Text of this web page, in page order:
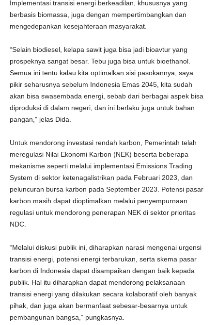
Implementasi transisi energi berkeadilan, khususnya yang
berbasis biomassa, juga dengan mempertimbangkan dan
mengedepankan kesejahteraan masyarakat.
“Selain biodiesel, kelapa sawit juga bisa jadi bioavtur yang
prospeknya sangat besar. Tebu juga bisa untuk bioethanol.
Semua ini tentu kalau kita optimalkan sisi pasokannya, saya
pikir seharusnya sebelum Indonesia Emas 2045, kita sudah
akan bisa swasembada energi, sebab dari berbagai aspek bisa
diproduksi di dalam negeri, dan ini berlaku juga untuk bahan
pangan,” jelas Dida.
Untuk mendorong investasi rendah karbon, Pemerintah telah
meregulasi Nilai Ekonomi Karbon (NEK) beserta beberapa
mekanisme seperti melalui implementasi Emissions Trading
System di sektor ketenagalistrikan pada Februari 2023, dan
peluncuran bursa karbon pada September 2023. Potensi pasar
karbon masih dapat dioptimalkan melalui penyempurnaan
regulasi untuk mendorong penerapan NEK di sektor prioritas
NDC.
“Melalui diskusi publik ini, diharapkan narasi mengenai urgensi
transisi energi, potensi energi terbarukan, serta skema pasar
karbon di Indonesia dapat disampaikan dengan baik kepada
publik. Hal itu diharapkan dapat mendorong pelaksanaan
transisi energi yang dilakukan secara kolaboratif oleh banyak
pihak, dan juga akan bermanfaat sebesar-besarnya untuk
pembangunan bangsa,” pungkasnya.